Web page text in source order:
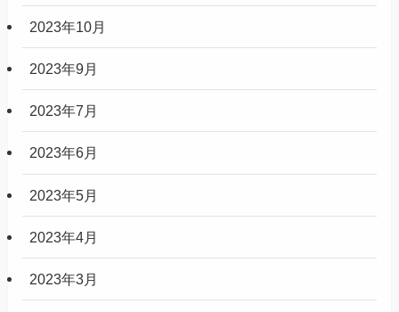
2023年10月
2023年9月
2023年7月
2023年6月
2023年5月
2023年4月
2023年3月